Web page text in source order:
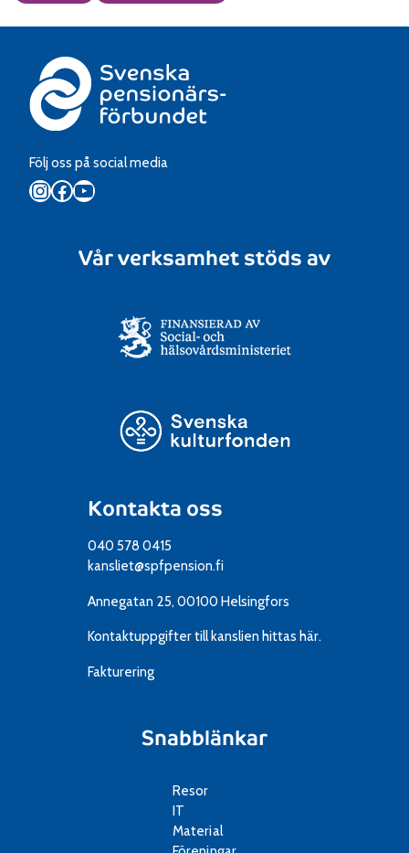
Följ oss på social media
Instagram
Facebook
YouTube
Kontakta oss
040 578 0415
kansliet@spfpension.fi
Annegatan 25, 00100 Helsingfors
Kontaktuppgifter till kanslien hittas här.
Fakturering
Snabblänkar
Resor
IT
Material
Vår verksamhet stöds av